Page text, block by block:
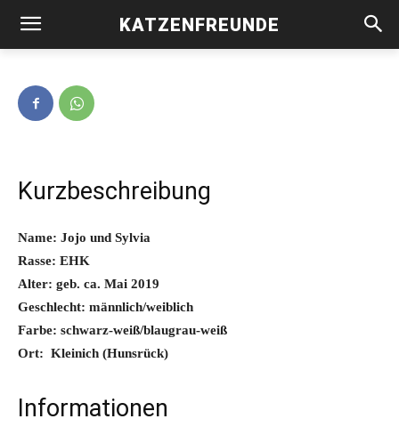
KATZENFREUNDE
Jojo und Sylvia -vermittelt-
Kurzbeschreibung
Name: Jojo und Sylvia
Rasse: EHK
Alter: geb. ca. Mai 2019
Geschlecht: männlich/weiblich
Farbe: schwarz-weiß/blaugrau-weiß
Ort: Kleinich (Hunsrück)
Informationen